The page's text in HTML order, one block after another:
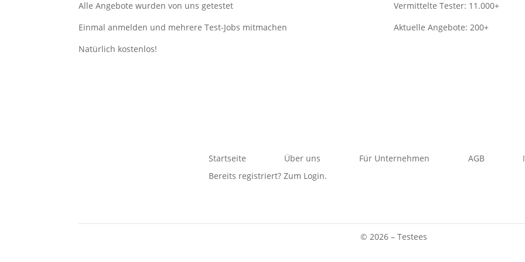
Alle Angebote wurden von uns getestet
Einmal anmelden und mehrere Test-Jobs mitmachen
Natürlich kostenlos!
Vermittelte Tester: 11.000+
Aktuelle Angebote: 200+
Startseite Über uns Für Unternehmen AGB
Bereits registriert? Zum Login.
© 2026 – Testees